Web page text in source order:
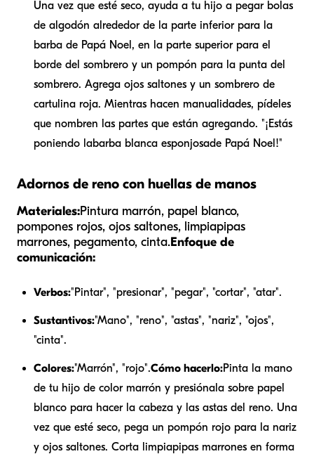
Una vez que esté seco, ayuda a tu hijo a pegar bolas
de algodón alrededor de la parte inferior para la
barba de Papá Noel, en la parte superior para el
borde del sombrero y un pompón para la punta del
sombrero. Agrega ojos saltones y un sombrero de
cartulina roja. Mientras hacen manualidades, pídeles
que nombren las partes que están agregando. "¡Estás
poniendo labarba blanca esponjosade Papá Noel!"
Adornos de reno con huellas de manos
Materiales:Pintura marrón, papel blanco,
pompones rojos, ojos saltones, limpiapipas
marrones, pegamento, cinta.Enfoque de
comunicación:
Verbos:"Pintar", "presionar", "pegar", "cortar", "atar".
Sustantivos:"Mano", "reno", "astas", "nariz", "ojos",
"cinta".
Colores:"Marrón", "rojo".Cómo hacerlo:Pinta la mano
de tu hijo de color marrón y presiónala sobre papel
blanco para hacer la cabeza y las astas del reno. Una
vez que esté seco, pega un pompón rojo para la nariz
y ojos saltones. Corta limpiapipas marrones en forma